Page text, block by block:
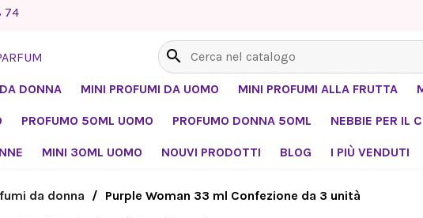
74
search
DONNA MINI PROFUMI DA UOMO MINI PROFUMI ALLA FRUTTA
PROFUMO 50ML UOMO PROFUMO DONNA 50ML NEBBIE PER IL
MINI 30ML UOMO NOUVI PRODOTTI BLOG I PIÙ VENDUTI
da donna Purple Woman 33 ml Confezione da 3 unità